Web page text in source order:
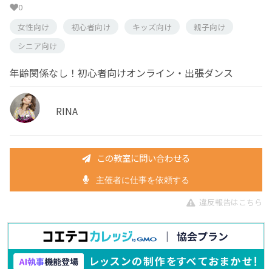
0
女性向け
初心者向け キッズ向け
親子向け
シニア向け
年齢関係なし！初心者向けオンライン・出張ダンス
RINA
この教室に問い合わせる
主催者に仕事を依頼する
違反報告はこちら